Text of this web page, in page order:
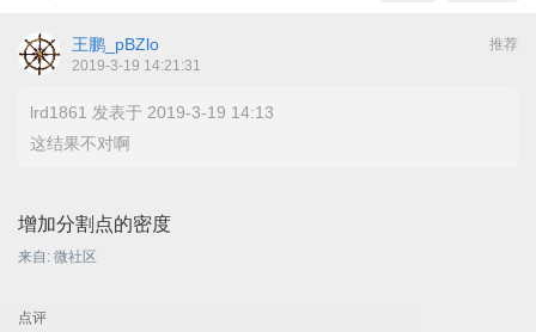
推荐
王鹏_pBZlo
2019-3-19 14:21:31
lrd1861 发表于 2019-3-19 14:13
这结果不对啊
增加分割点的密度
来自: 微社区
点评